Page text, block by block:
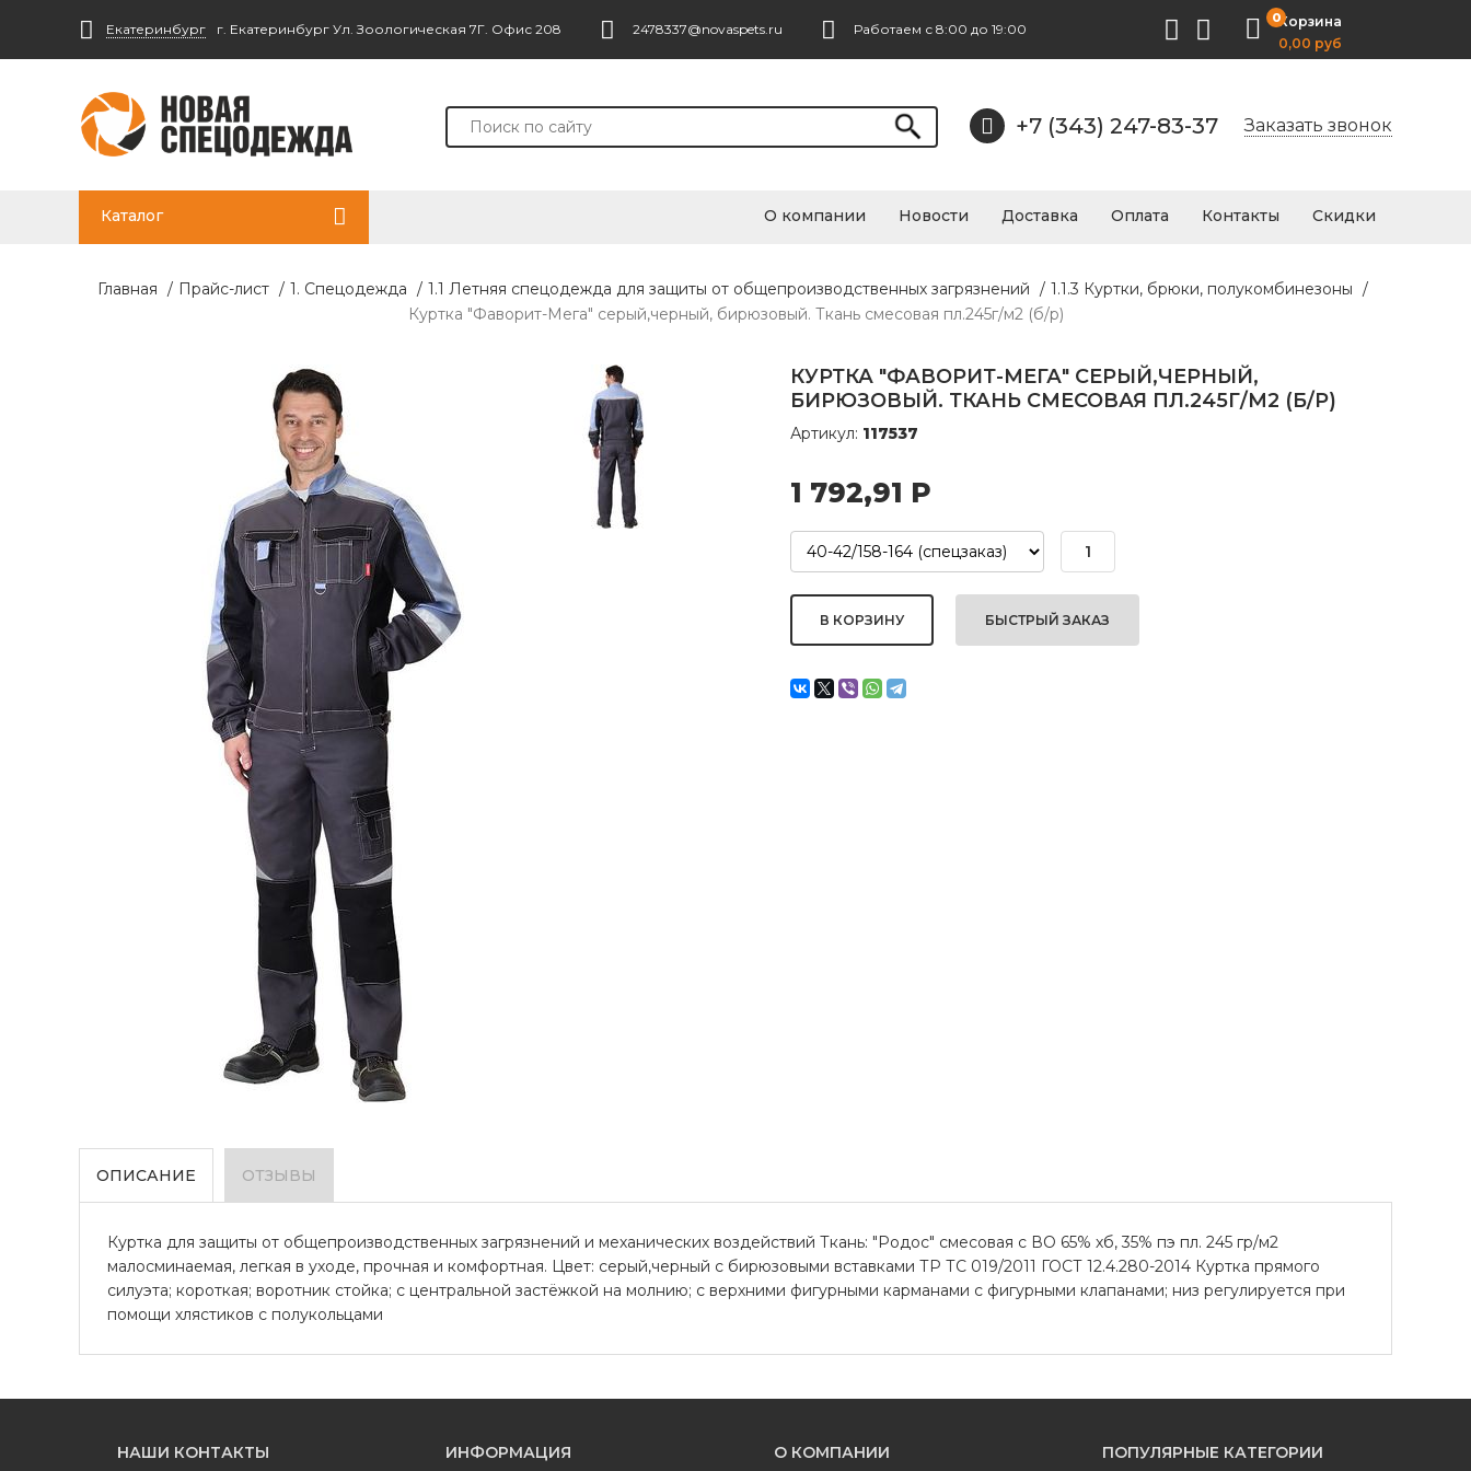
Екатеринбург г. Екатеринбург Ул. Зоологическая 7Г. Офис 208 2478337@novaspets.ru Работаем с 8:00 до 19:00
0Корзина
0,00 руб
+7 (343) 247-83-37 Заказать звонок
Каталог О компании Новости Доставка Оплата Контакты Скидки
Главная / Прайс-лист / 1. Спецодежда / 1.1 Летняя спецодежда для защиты от общепроизводственных загрязнений / 1.1.3 Куртки, брюки, полукомбинезоны /
Куртка "Фаворит-Мега" серый,черный, бирюзовый. Ткань смесовая пл.245г/м2 (б/р)
КУРТКА "ФАВОРИТ-МЕГА" СЕРЫЙ,ЧЕРНЫЙ,
БИРЮЗОВЫЙ. ТКАНЬ СМЕСОВАЯ ПЛ.245Г/М2 (Б/Р)
Артикул: 117537
1 792,91 Р
БЫСТРЫЙ ЗАКАЗ
ОПИСАНИЕ ОТЗЫВЫ
Куртка для защиты от общепроизводственных загрязнений и механических воздействий Ткань: "Родос" смесовая с ВО 65% хб, 35% пэ пл. 245 гр/м2
малосминаемая, легкая в уходе, прочная и комфортная. Цвет: серый,черный с бирюзовыми вставками ТР ТС 019/2011 ГОСТ 12.4.280-2014 Куртка прямого
силуэта; короткая; воротник стойка; с центральной застёжкой на молнию; с верхними фигурными карманами с фигурными клапанами; низ регулируется при
помощи хлястиков с полукольцами
НАШИ КОНТАКТЫ ИНФОРМАЦИЯ О КОМПАНИИ ПОПУЛЯРНЫЕ КАТЕГОРИИ